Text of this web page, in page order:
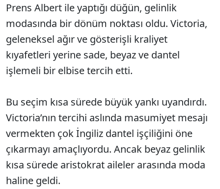
Prens Albert ile yaptığı düğün, gelinlik
modasında bir dönüm noktası oldu. Victoria,
geleneksel ağır ve gösterişli kraliyet
kıyafetleri yerine sade, beyaz ve dantel
işlemeli bir elbise tercih etti.
Bu seçim kısa sürede büyük yankı uyandırdı.
Victoria’nın tercihi aslında masumiyet mesajı
vermekten çok İngiliz dantel işçiliğini öne
çıkarmayı amaçlıyordu. Ancak beyaz gelinlik
kısa sürede aristokrat aileler arasında moda
haline geldi.